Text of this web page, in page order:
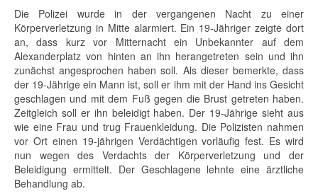
Die Polizei wurde in der vergangenen Nacht zu einer
Körperverletzung in Mitte alarmiert. Ein 19-Jähriger zeigte dort
an, dass kurz vor Mitternacht ein Unbekannter auf dem
Alexanderplatz von hinten an ihn herangetreten sein und ihn
zunächst angesprochen haben soll. Als dieser bemerkte, dass
der 19-Jährige ein Mann ist, soll er ihm mit der Hand ins Gesicht
geschlagen und mit dem Fuß gegen die Brust getreten haben.
Zeitgleich soll er ihn beleidigt haben. Der 19-Jährige sieht aus
wie eine Frau und trug Frauenkleidung. Die Polizisten nahmen
vor Ort einen 19-jährigen Verdächtigen vorläufig fest. Es wird
nun wegen des Verdachts der Körperverletzung und der
Beleidigung ermittelt. Der Geschlagene lehnte eine ärztliche
Behandlung ab.